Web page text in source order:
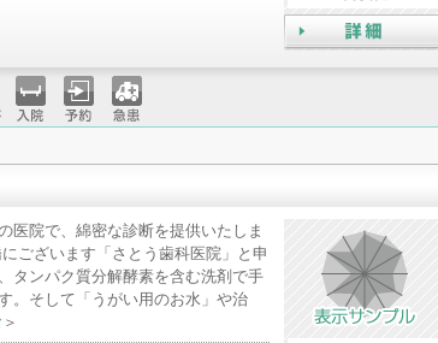
入院 予約 急患
医院で、綿密な診断を提供いたしま
ございます「さとう歯科医院」と申
タンパク質分解酵素を含む洗剤で手
。そして「うがい用のお水」や治
＞